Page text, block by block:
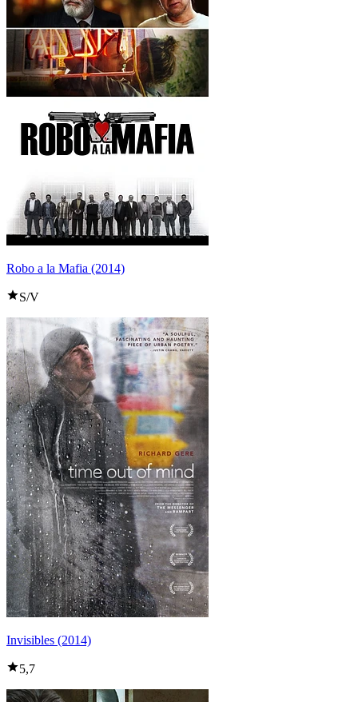
Robo a la Mafia (2014)
S/V
Invisibles (2014)
5,7